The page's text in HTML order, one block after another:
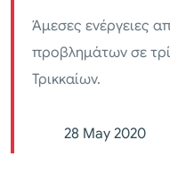
Άμεσες ενέργειες
προβλημάτων σε
Τρικκαίων.
28 May 2020